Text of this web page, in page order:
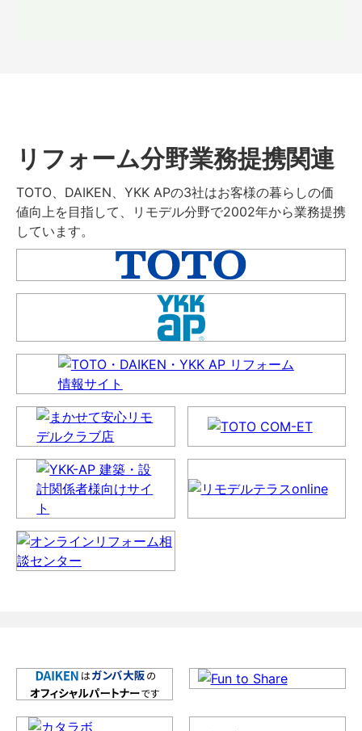
リフォーム分野業務提携関連
TOTO、DAIKEN、YKK APの3社はお客様の暮らしの価
値向上を目指して、リモデル分野で2002年から業務提携
しています。